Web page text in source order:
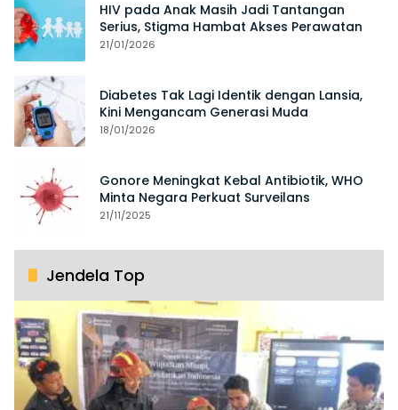
HIV pada Anak Masih Jadi Tantangan
Serius, Stigma Hambat Akses Perawatan
21/01/2026
Diabetes Tak Lagi Identik dengan Lansia,
Kini Mengancam Generasi Muda
18/01/2026
Gonore Meningkat Kebal Antibiotik, WHO
Minta Negara Perkuat Surveilans
21/11/2025
Jendela Top